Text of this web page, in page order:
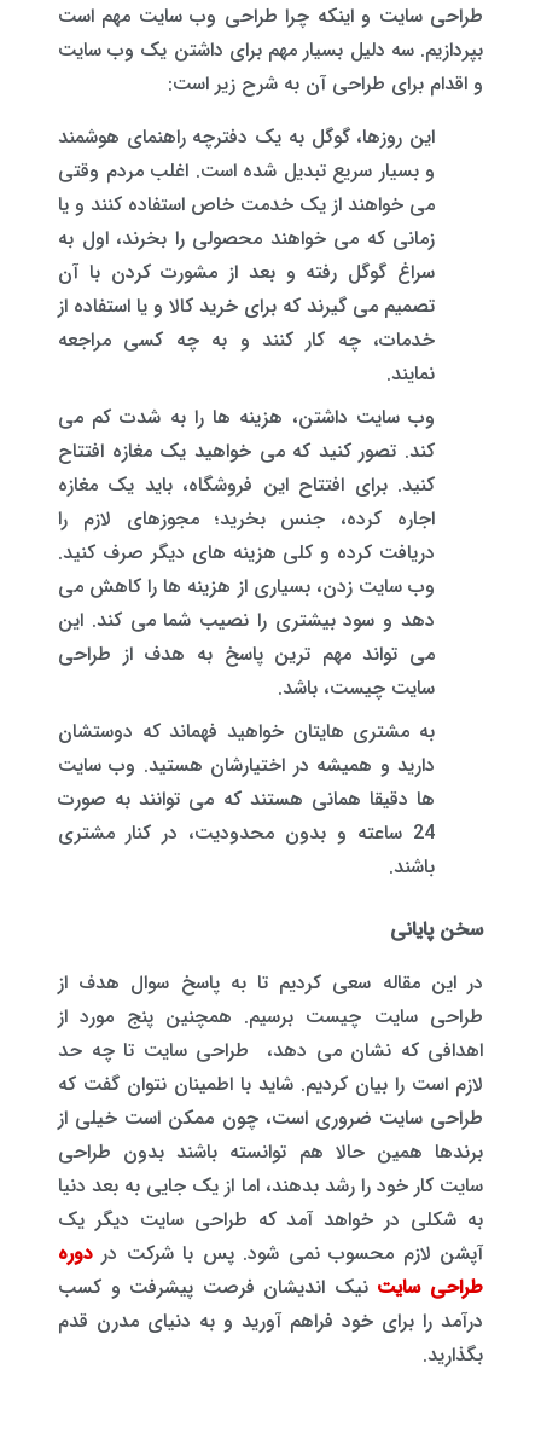
طراحی سایت و اینکه چرا طراحی وب سایت مهم است
بپردازیم. سه دلیل بسیار مهم برای داشتن یک وب سایت
و اقدام برای طراحی آن به شرح زیر است:
این روزها، گوگل به یک دفترچه راهنمای هوشمند
و بسیار سریع تبدیل شده است. اغلب مردم وقتی
می خواهند از یک خدمت خاص استفاده کنند و یا
زمانی که می خواهند محصولی را بخرند، اول به
سراغ گوگل رفته و بعد از مشورت کردن با آن
تصمیم می گیرند که برای خرید کالا و یا استفاده از
خدمات، چه کار کنند و به چه کسی مراجعه
نمایند.
وب سایت داشتن، هزینه ها را به شدت کم می
کند. تصور کنید که می خواهید یک مغازه افتتاح
کنید. برای افتتاح این فروشگاه، باید یک مغازه
اجاره کرده، جنس بخرید؛ مجوزهای لازم را
دریافت کرده و کلی هزینه های دیگر صرف کنید.
وب سایت زدن، بسیاری از هزینه ها را کاهش می
دهد و سود بیشتری را نصیب شما می کند. این
می تواند مهم ترین پاسخ به هدف از طراحی
سایت چیست، باشد.
به مشتری هایتان خواهید فهماند که دوستشان
دارید و همیشه در اختیارشان هستید. وب سایت
ها دقیقا همانی هستند که می توانند به صورت
24 ساعته و بدون محدودیت، در کنار مشتری
باشند.
سخن پایانی
در این مقاله سعی کردیم تا به پاسخ سوال هدف از
طراحی سایت چیست برسیم. همچنین پنج مورد از
اهدافی که نشان می دهد، طراحی سایت تا چه حد
لازم است را بیان کردیم. شاید با اطمینان نتوان گفت که
طراحی سایت ضروری است، چون ممکن است خیلی از
برندها همین حالا هم توانسته باشند بدون طراحی
سایت کار خود را رشد بدهند، اما از یک جایی به بعد دنیا
به شکلی در خواهد آمد که طراحی سایت دیگر یک
آپشن لازم محسوب نمی شود. پس با شرکت در دوره
طراحی سایت نیک اندیشان فرصت پیشرفت و کسب
درآمد را برای خود فراهم آورید و به دنیای مدرن قدم
بگذارید.